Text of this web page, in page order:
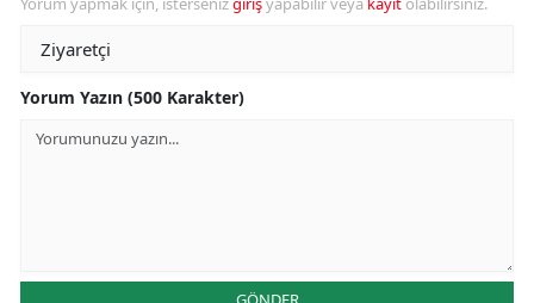
Yorum Yazın (500 Karakter)